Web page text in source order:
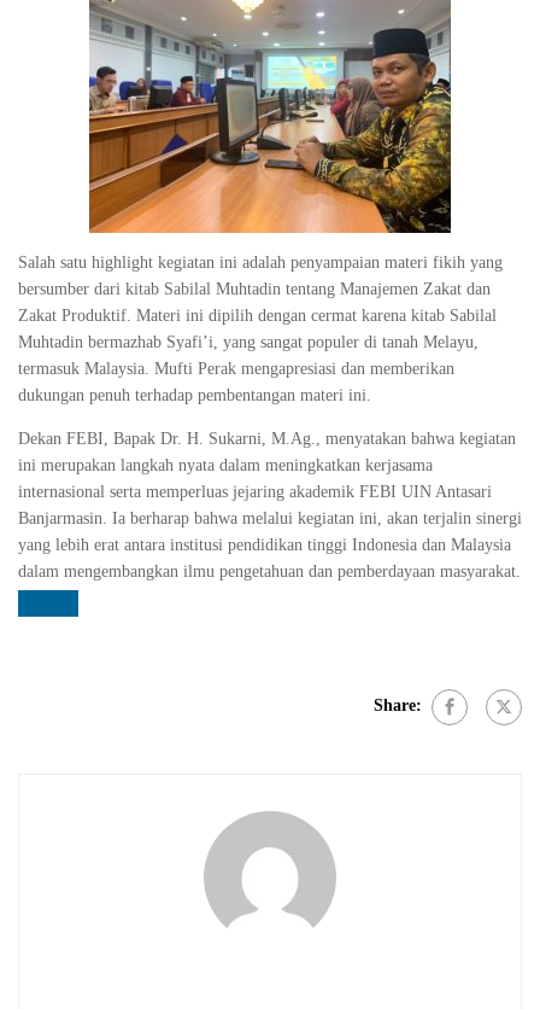
Salah satu highlight kegiatan ini adalah penyampaian materi fikih yang
bersumber dari kitab Sabilal Muhtadin tentang Manajemen Zakat dan
Zakat Produktif. Materi ini dipilih dengan cermat karena kitab Sabilal
Muhtadin bermazhab Syafi’i, yang sangat populer di tanah Melayu,
termasuk Malaysia. Mufti Perak mengapresiasi dan memberikan
dukungan penuh terhadap pembentangan materi ini.
Dekan FEBI, Bapak Dr. H. Sukarni, M.Ag., menyatakan bahwa kegiatan
ini merupakan langkah nyata dalam meningkatkan kerjasama
internasional serta memperluas jejaring akademik FEBI UIN Antasari
Banjarmasin. Ia berharap bahwa melalui kegiatan ini, akan terjalin sinergi
yang lebih erat antara institusi pendidikan tinggi Indonesia dan Malaysia
dalam mengembangkan ilmu pengetahuan dan pemberdayaan masyarakat.
Share: